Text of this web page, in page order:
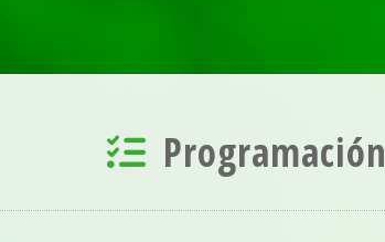
Programación